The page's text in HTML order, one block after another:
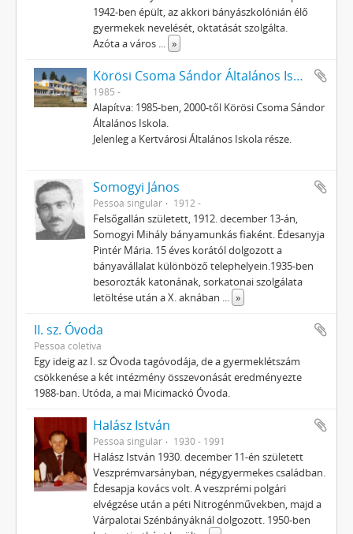
1942-ben épült, az akkori bányászkolónián élő
gyermekek nevelését, oktatását szolgálta.
Azóta a város ... »
Körösi Csoma Sándor Általános Iskola, Tatabánya
1985 -
Alapítva: 1985-ben, 2000-től Körösi Csoma Sándor
Általános Iskola.
Jelenleg a Kertvárosi Általános Iskola része.
Somogyi János
Pessoa singular 1912 -
Felsőgallán született, 1912. december 13-án,
Somogyi Mihály bányamunkás fiaként. Édesanyja
Pintér Mária. 15 éves korától dolgozott a
bányavállalat különböző telephelyein.1935-ben
besorozták katonának, sorkatonai szolgálata
letöltése után a X. aknában ... »
II. sz. Óvoda
Pessoa coletiva
Egy ideig az I. sz Óvoda tagóvodája, de a gyermeklétszám
csökkenése a két intézmény összevonását eredményezte
1988-ban. Utóda, a mai Micimackó Óvoda.
Halász István
Pessoa singular 1930 - 1991
Halász István 1930. december 11-én született
Veszprémvarsányban, négygyermekes családban.
Édesapja kovács volt. A veszprémi polgári
elvégzése után a péti Nitrogénművekben, majd a
Várpalotai Szénbányáknál dolgozott. 1950-ben